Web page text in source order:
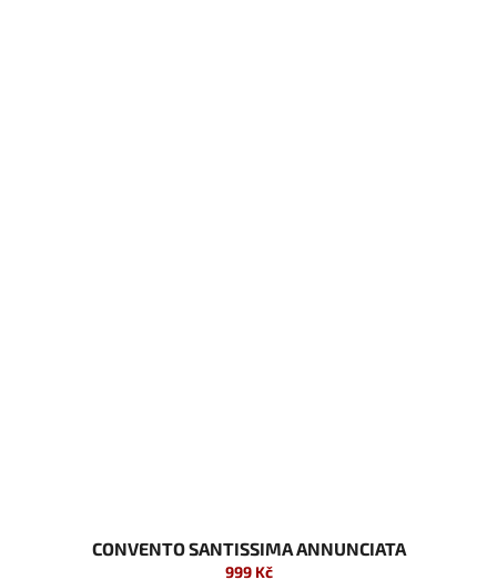
CONVENTO SANTISSIMA ANNUNCIATA
999 Kč